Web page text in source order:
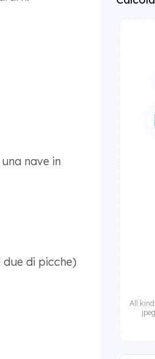
nave in
due di picche)
All